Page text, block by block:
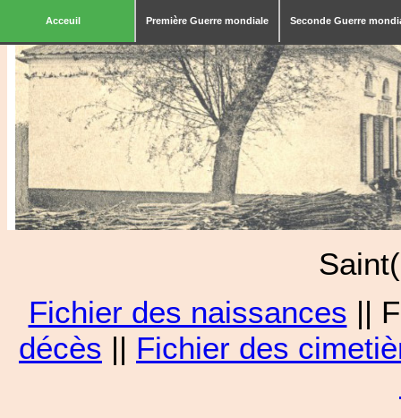
Acceuil Première Guerre mondiale Seconde Guerre
Fichier des naissances ||
décès || Fichier des